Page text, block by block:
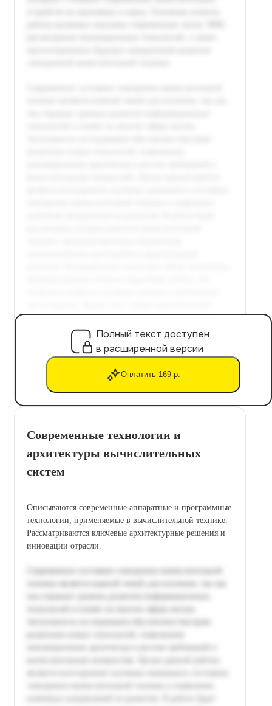
Полный текст доступен
в расширенной версии
Оплатить 169 р.
Современные технологии и
архитектуры вычислительных
систем
Описываются современные аппаратные и программные
технологии, применяемые в вычислительной технике.
Рассматриваются ключевые архитектурные решения и
инновации отрасли.